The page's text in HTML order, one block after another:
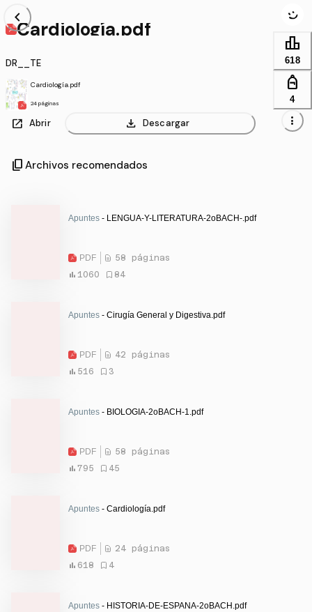
chevron_left
Cardiología.pdf
DR__TE
Cardiología.pdf
24 páginas
open_in_new Abrir download Descargar
leaderboard
618
personal_bag
4
more_vert
content_copy Archivos recomendados
Apuntes - LENGUA-Y-LITERATURA-2oBACH-.pdf
PDF
58 páginas
1060
84
Apuntes - Cirugía General y Digestiva.pdf
PDF
42 páginas
516
3
Apuntes - BIOLOGIA-2oBACH-1.pdf
PDF
58 páginas
795
45
Apuntes - Cardiología.pdf
PDF
24 páginas
618
4
Apuntes - HISTORIA-DE-ESPANA-2oBACH.pdf